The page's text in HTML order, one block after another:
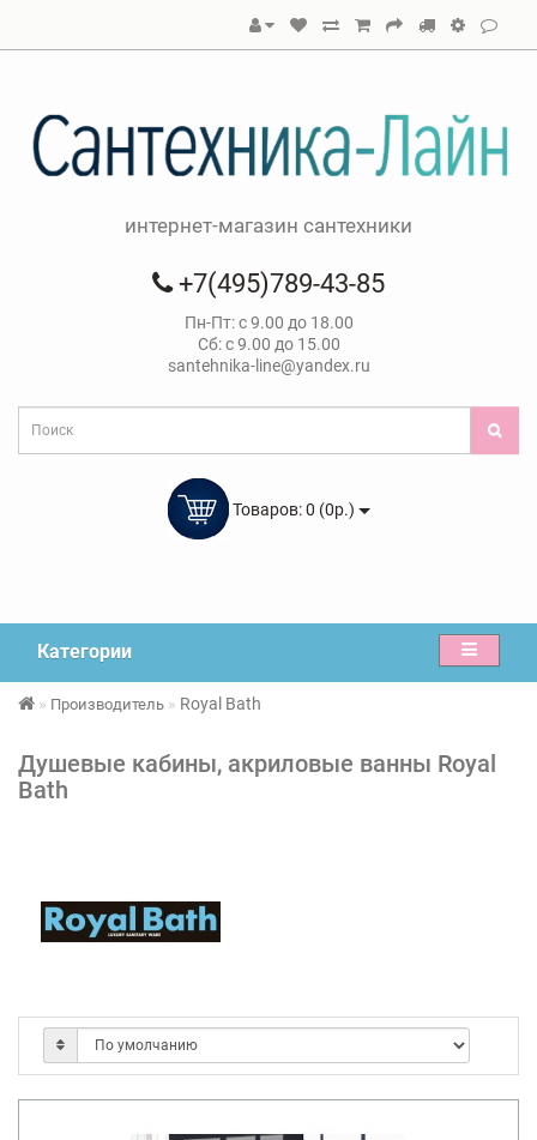
интернет-магазин сантехники
+7(495)789-43-85
Пн-Пт: с 9.00 до 18.00
Сб: с 9.00 до 15.00
santehnika-line@yandex.ru
Товаров: 0 (0р.)
Категории
Производитель Royal Bath
Душевые кабины, акриловые ванны Royal
Bath